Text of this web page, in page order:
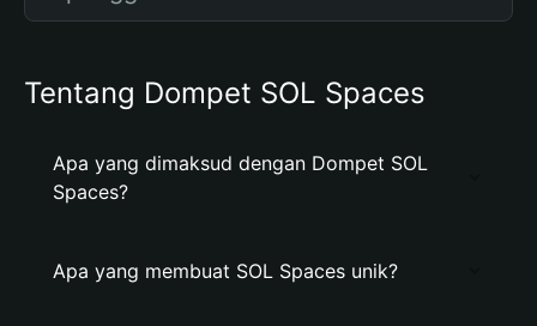
Tentang Dompet SOL Spaces
Apa yang dimaksud dengan Dompet SOL
Spaces?
Apa yang membuat SOL Spaces unik?